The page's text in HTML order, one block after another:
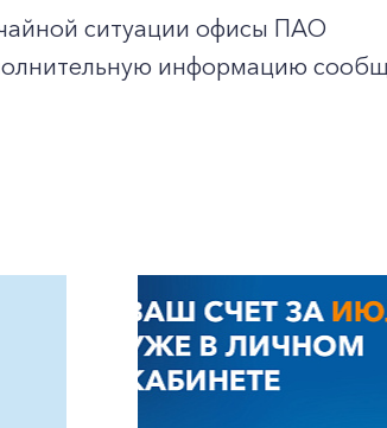
ситуации офисы ПАО
информацию